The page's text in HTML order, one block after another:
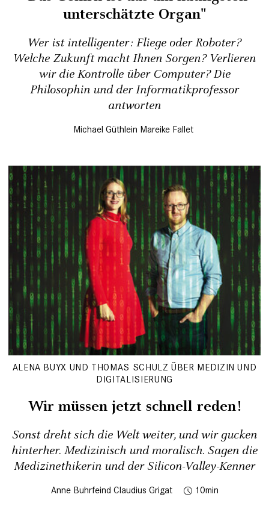
unterschätzte Organ"
Wer ist intelligenter: Fliege oder Roboter?
Welche Zukunft macht Ihnen Sorgen? Verlieren
wir die Kontrolle über Computer? Die
Philosophin und der Informatikprofessor
antworten
Michael Güthlein Mareike Fallet
ALENA BUYX UND THOMAS SCHULZ ÜBER MEDIZIN UND
DIGITALISIERUNG
Wir müssen jetzt schnell reden!
Sonst dreht sich die Welt weiter, und wir gucken
hinterher. Medizinisch und moralisch. Sagen die
Medizinethikerin und der Silicon-Valley-Kenner
Anne Buhrfeind Claudius Grigat 10